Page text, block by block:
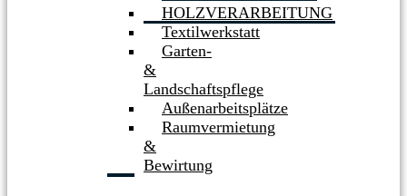
HOLZVERARBEITUNG
Textilwerkstatt
Garten-
&
Landschaftspflege
Außenarbeitsplätze
Raumvermietung
&
Bewirtung